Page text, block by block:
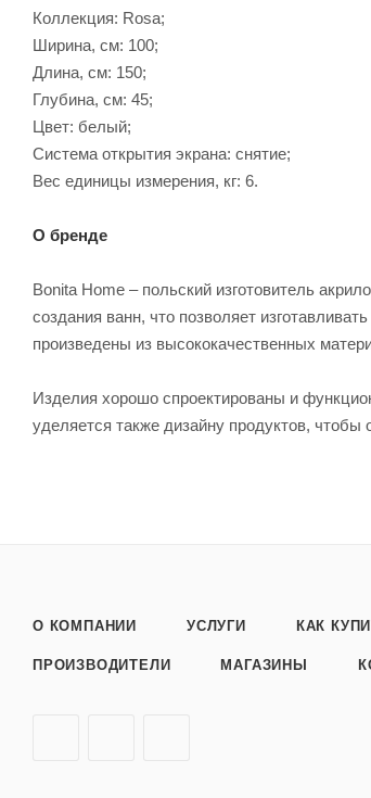
Коллекция: Rosa;
Ширина, см: 100;
Длина, см: 150;
Глубина, см: 45;
Цвет: белый;
Система открытия экрана: снятие;
Вес единицы измерения, кг: 6.
О бренде
Bonita Home – польский изготовитель
создания ванн, что позволяет
произведены из высококачественных
Изделия хорошо спроектированы и
уделяется также дизайну продуктов,
О КОМПАНИИ УСЛУГИ КАК
ПРОИЗВОДИТЕЛИ МАГАЗИНЫ